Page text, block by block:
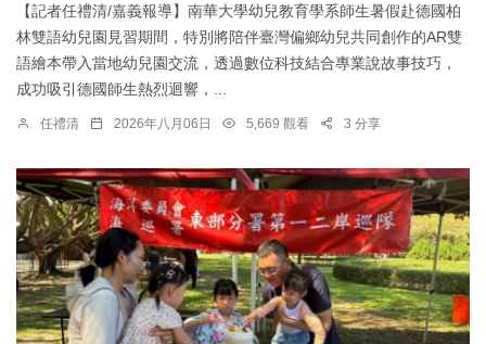
【記者任禮清/嘉義報導】南華大學幼兒教育學系師生暑假赴德國柏
林雙語幼兒園見習期間，特別將陪伴臺灣偏鄉幼兒共同創作的AR雙
語繪本帶入當地幼兒園交流，透過數位科技結合專業說故事技巧，
成功吸引德國師生熱烈迴響，...
任禮清 2026年八月06日 5,669 觀看 3 分享